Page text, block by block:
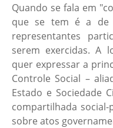
Quando se fala em
que se tem é a de
representantes
serem exercidas. A
quer expressar a
Controle Social –
Estado e Sociedade
compartilhada
sobre atos